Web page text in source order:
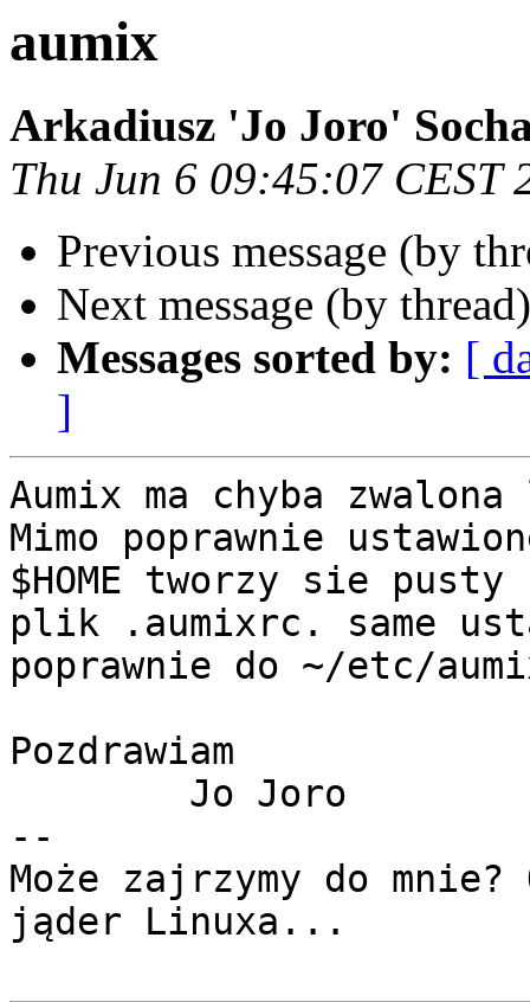
aumix
Arkadiusz 'Jo Joro'
Thu Jun 6 09:45:07 CEST
Previous message (by
Next message (by
Messages sorted by: [
]
Aumix ma chyba
Mimo poprawnie
$HOME tworzy sie pusty
plik .aumixrc. same
poprawnie do ~/etc/
Pozdrawiam
--
Może zajrzymy do
jąder Linuxa...